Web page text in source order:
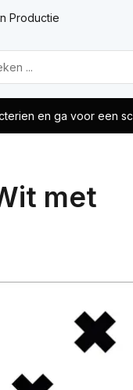
Productie
en ga voor een
met